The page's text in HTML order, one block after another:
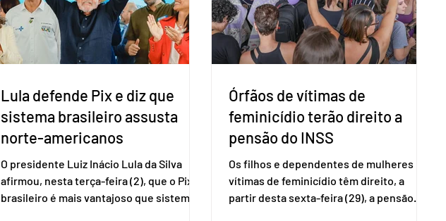
Corte, ministro Kássio Nunes Marques,
voltará a explic
Lula defende Pix e diz que
sistema brasileiro assusta
norte-americanos
O presidente Luiz Inácio Lula da Silva
afirmou, nesta terça-feira (2), que o Pix
brasileiro é mais vantajoso que sistemas
Órfãos de vítimas de
feminicídio terão direito a
pensão do INSS
Os filhos e dependentes de mulheres
vítimas de feminicídio têm direito, a
partir desta sexta-feira (29), a pensão